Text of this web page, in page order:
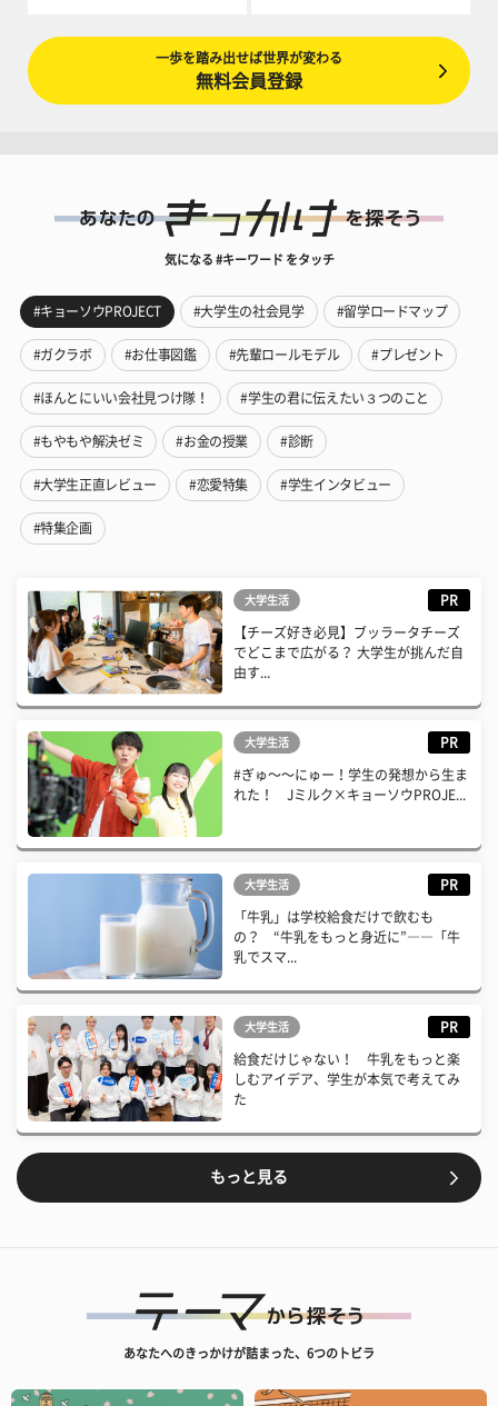
一歩を踏み出せば世界が変わる
無料会員登録
気になる #キーワード をタッチ
#キョーソウPROJECT #大学生の社会見学 #留学ロードマップ
#ガクラボ #お仕事図鑑 #先輩ロールモデル #プレゼント
#ほんとにいい会社見つけ隊！ #学生の君に伝えたい３つのこと
#もやもや解決ゼミ #お金の授業 #診断
#大学生正直レビュー #恋愛特集 #学生インタビュー
#特集企画
大学生活 PR
【チーズ好き必見】ブッラータチーズ
でどこまで広がる？ 大学生が挑んだ自
由す...
大学生活 PR
#ぎゅ〜〜にゅー！学生の発想から生ま
れた！ Jミルク×キョーソウPROJE...
大学生活 PR
「牛乳」は学校給食だけで飲むも
の？ “牛乳をもっと身近に”――「牛
乳でスマ...
大学生活 PR
給食だけじゃない！ 牛乳をもっと楽
しむアイデア、学生が本気で考えてみ
た
もっと見る
あなたへのきっかけが詰まった、6つのトビラ